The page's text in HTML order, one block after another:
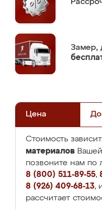
Замер,
Цена
Стоимость
материалов
позвоните нам по
8 (800) 511-89-55,
8 (926) 409-68-13,
рассчитает